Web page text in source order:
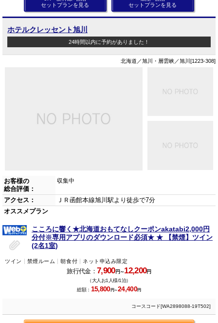
セットプランを見る
セットプランを見る
ホテルクレッセント旭川
24時間以内に予約がありました！
北海道／旭川・層雲峡／旭川[1223-308]
お客様の
総合評価：
収集中
アクセス：
ＪＲ函館本線旭川駅より徒歩で7分
オススメプラン
こころに響く★北海道おもてなしクーポンakatabi2,000円
分付※専用アプリのダウンロード必須★ ★ 【禁煙】ツイン
(2名1室)
ツイン 禁煙ルーム 朝食付 ネット申込み限定
旅行代金： 7,900円～12,200円
（大人お1人様/1泊）
総額： 15,800円～24,400円
コースコード[WA2898088-19T502]